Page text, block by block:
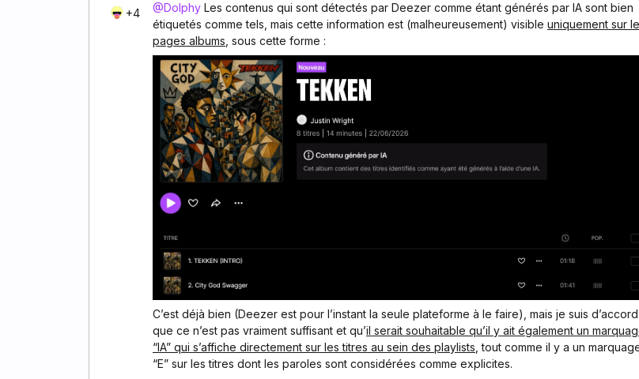
+4 @Dolphy Les contenus qui sont détectés par Deezer comme étant générés par IA sont bien
étiquetés comme tels, mais cette information est (malheureusement) visible uniquement sur
pages albums , sous cette forme :
C’est déjà bien (Deezer est pour l’instant la seule plateforme à le faire), mais je suis d’accord
que ce n’est pas vraiment suffisant et qu’il serait souhaitable qu’il y ait également un
“IA” qui s’affiche directement sur les titres au sein des playlists , tout comme il y a un
“E” sur les titres dont les paroles sont considérées comme explicites.